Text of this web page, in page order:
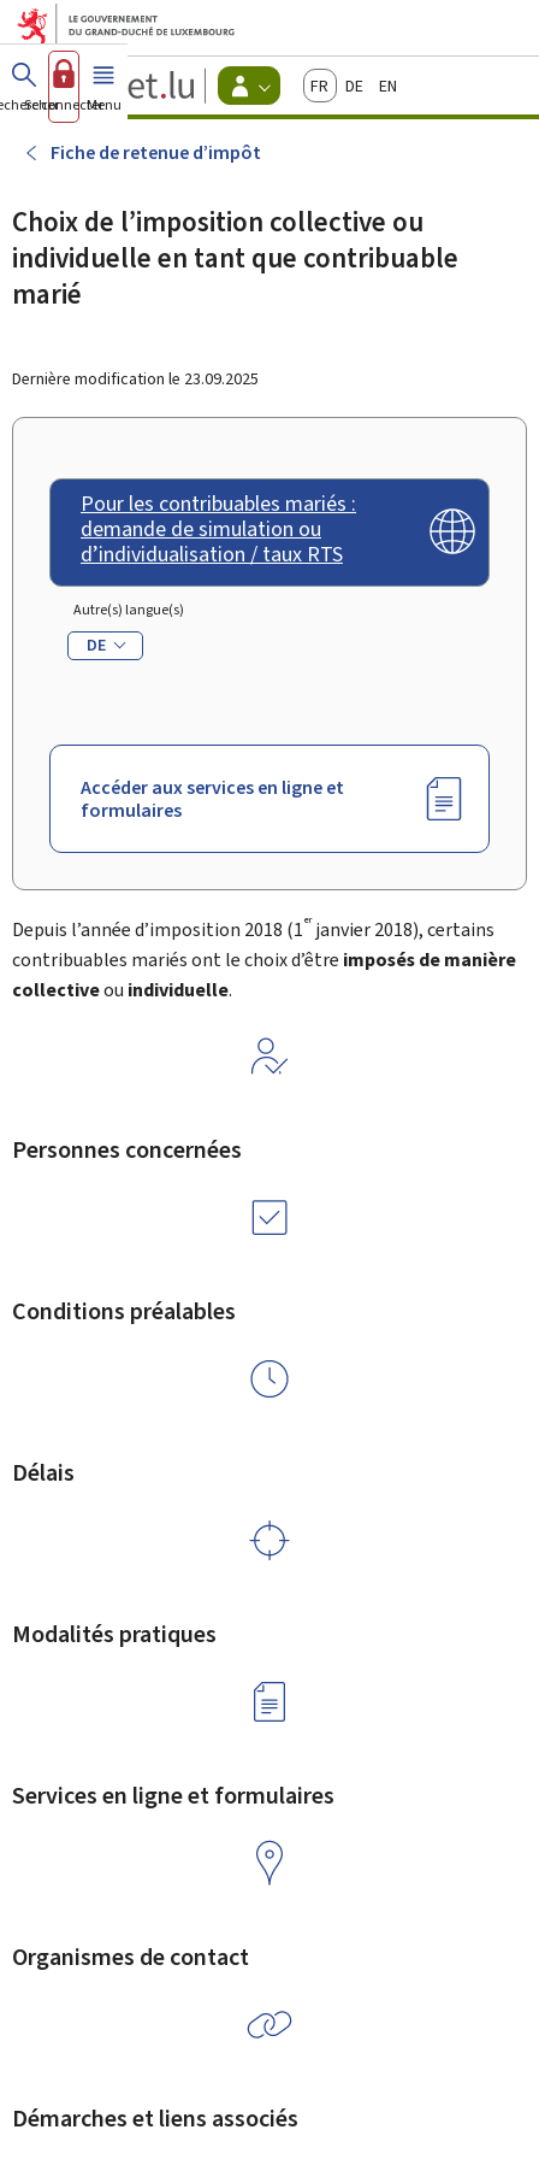
Aller au menu principal
Aller au contenu
Guichet.lu
Changer
d'espace
-
Menu
actif
FrançaisDeutschEnglish
Se connecterMenu principal
Fiche de retenue d’impôt
Choix de l’imposition collective ou
individuelle en tant que contribuable
marié
Dernière modification le 23.09.2025
Pour les contribuables mariés :
demande de simulation ou
d’individualisation / taux RTS
Autre(s) langue(s)
DE
Accéder aux services en ligne et
formulaires
Depuis l’année d’imposition 2018 (1er janvier 2018), certains
contribuables mariés ont le choix d’être imposés de manière
collectiveou individuelle.
Personnes concernées
Conditions préalables
Délais
Modalités pratiques
Services en ligne et formulaires
Organismes de contact
Démarches et liens associés